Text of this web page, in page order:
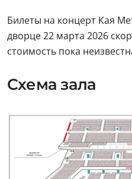
Билеты на концерт Кая
дворце 22 марта 2026
стоимость пока
Схема зала